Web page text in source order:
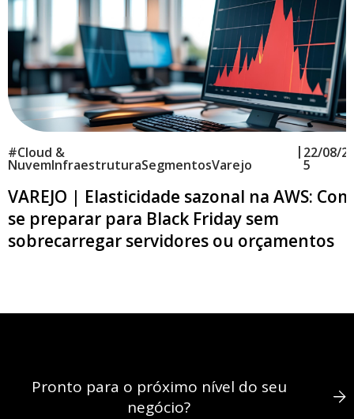
#Cloud &
NuvemInfraestruturaSegmentosVarejo
| 22/08/
5
VAREJO | Elasticidade sazonal na AWS:
se preparar para Black Friday sem
sobrecarregar servidores ou orçamentos
Pronto para o próximo nível do seu
negócio?